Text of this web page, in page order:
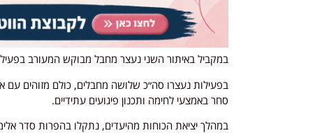
במקביל באיתור השני נעצר מחבל מבוקש המעורב
בפעילות נעצרו סה״כ שלושה מחבלים, כולם מזוהים עם
סחר באמצעי לחימה ותכנון פיגועים עתידיים.
במהלך יציאת הכוחות מהיעדים, נתקלו בהפרות סדר